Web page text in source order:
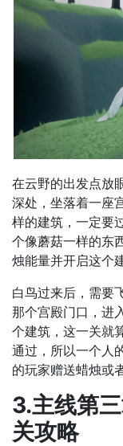
在云野的出发点放
深处，坐落着一座
样的建筑，一定要
个像蘑菇一样的东
烛能量并开启这个
白鸟过来后，需要
那个宫殿门口，进
个建筑，这一关就
通过，所以一个人
的玩家赠送蜡烛或
3.主线第
关攻略